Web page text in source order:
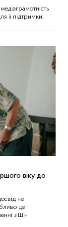
її підтримки.
віку до
не
це
з ШІ-